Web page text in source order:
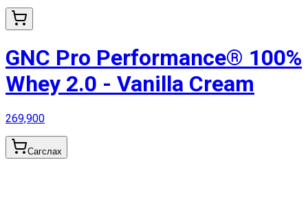
GNC Pro Performance® 100%
Whey 2.0 - Vanilla Cream
269,900
Сагслах